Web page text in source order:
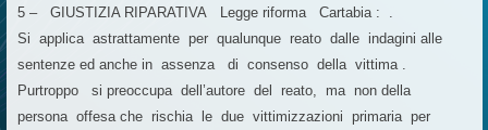
5 – GIUSTIZIA RIPARATIVA Legge riforma Cartabia : .
Si applica astrattamente per qualunque reato dalle indagini alle
sentenze ed anche in assenza di consenso della vittima .
Purtroppo si preoccupa dell’autore del reato, ma non della
persona offesa che rischia le due vittimizzazioni primaria per